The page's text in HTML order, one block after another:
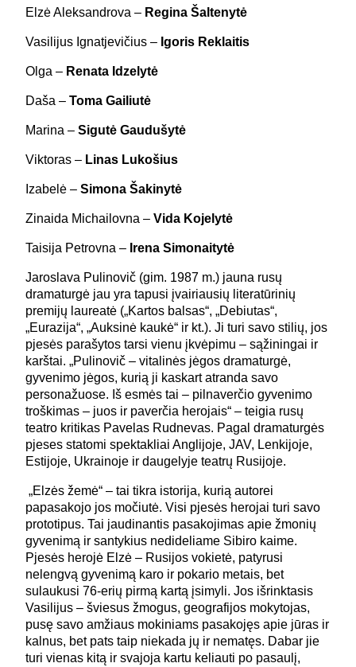
Elzė Aleksandrova – Regina Šaltenytė
Vasilijus Ignatjevičius – Igoris Reklaitis
Olga – Renata Idzelytė
Daša – Toma Gailiutė
Marina – Sigutė Gaudušytė
Viktoras – Linas Lukošius
Izabelė – Simona Šakinytė
Zinaida Michailovna – Vida Kojelytė
Taisija Petrovna – Irena Simonaitytė
Jaroslava Pulinovič (gim. 1987 m.) jauna rusų
dramaturgė jau yra tapusi įvairiausių literatūrinių
premijų laureatė („Kartos balsas“, „Debiutas“,
„Eurazija“, „Auksinė kaukė“ ir kt.). Ji turi savo stilių, jos
pjesės parašytos tarsi vienu įkvėpimu – sąžiningai ir
karštai. „Pulinovič – vitalinės jėgos dramaturgė,
gyvenimo jėgos, kurią ji kaskart atranda savo
personažuose. Iš esmės tai – pilnaverčio gyvenimo
troškimas – juos ir paverčia herojais“ – teigia rusų
teatro kritikas Pavelas Rudnevas. Pagal dramaturgės
pjeses statomi spektakliai Anglijoje, JAV, Lenkijoje,
Estijoje, Ukrainoje ir daugelyje teatrų Rusijoje.
„Elzės žemė“ – tai tikra istorija, kurią autorei
papasakojo jos močiutė. Visi pjesės herojai turi savo
prototipus. Tai jaudinantis pasakojimas apie žmonių
gyvenimą ir santykius nedideliame Sibiro kaime.
Pjesės herojė Elzė – Rusijos vokietė, patyrusi
nelengvą gyvenimą karo ir pokario metais, bet
sulaukusi 76-erių pirmą kartą įsimyli. Jos išrinktasis
Vasilijus – šviesus žmogus, geografijos mokytojas,
pusę savo amžiaus mokiniams pasakojęs apie jūras ir
kalnus, bet pats taip niekada jų ir nematęs. Dabar jie
turi vienas kitą ir svajoja kartu keliauti po pasaulį,